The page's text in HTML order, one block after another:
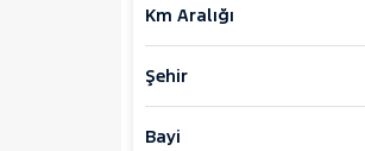
FORD
Km Aralığı
Şehir
Bayi